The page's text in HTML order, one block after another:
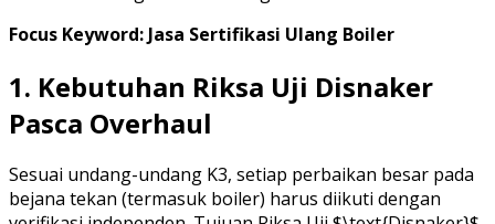
Focus Keyword: Jasa Sertifikasi Ulang Boiler
1. Kebutuhan Riksa Uji Disnaker
Pasca Overhaul
Sesuai undang-undang K3, setiap perbaikan besar pada
bejana tekan (termasuk boiler) harus diikuti dengan